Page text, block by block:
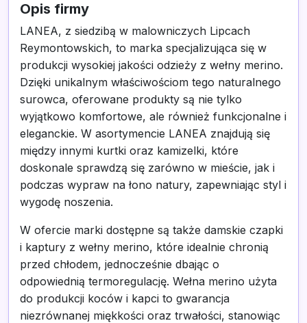
Opis firmy
LANEA, z siedzibą w malowniczych Lipcach
Reymontowskich, to marka specjalizująca się w
produkcji wysokiej jakości odzieży z wełny merino.
Dzięki unikalnym właściwościom tego naturalnego
surowca, oferowane produkty są nie tylko
wyjątkowo komfortowe, ale również funkcjonalne i
eleganckie. W asortymencie LANEA znajdują się
między innymi kurtki oraz kamizelki, które
doskonale sprawdzą się zarówno w mieście, jak i
podczas wypraw na łono natury, zapewniając styl i
wygodę noszenia.
W ofercie marki dostępne są także damskie czapki
i kaptury z wełny merino, które idealnie chronią
przed chłodem, jednocześnie dbając o
odpowiednią termoregulację. Wełna merino użyta
do produkcji koców i kapci to gwarancja
niezrównanej miękkości oraz trwałości, stanowiąc